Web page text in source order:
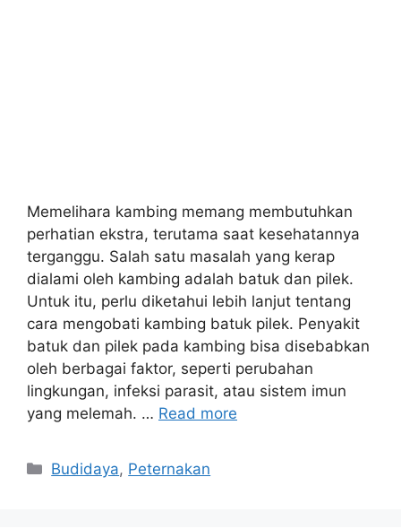
Memelihara kambing memang membutuhkan
perhatian ekstra, terutama saat kesehatannya
terganggu. Salah satu masalah yang kerap
dialami oleh kambing adalah batuk dan pilek.
Untuk itu, perlu diketahui lebih lanjut tentang
cara mengobati kambing batuk pilek. Penyakit
batuk dan pilek pada kambing bisa disebabkan
oleh berbagai faktor, seperti perubahan
lingkungan, infeksi parasit, atau sistem imun
yang melemah. … Read more
Categories
Budidaya, Peternakan